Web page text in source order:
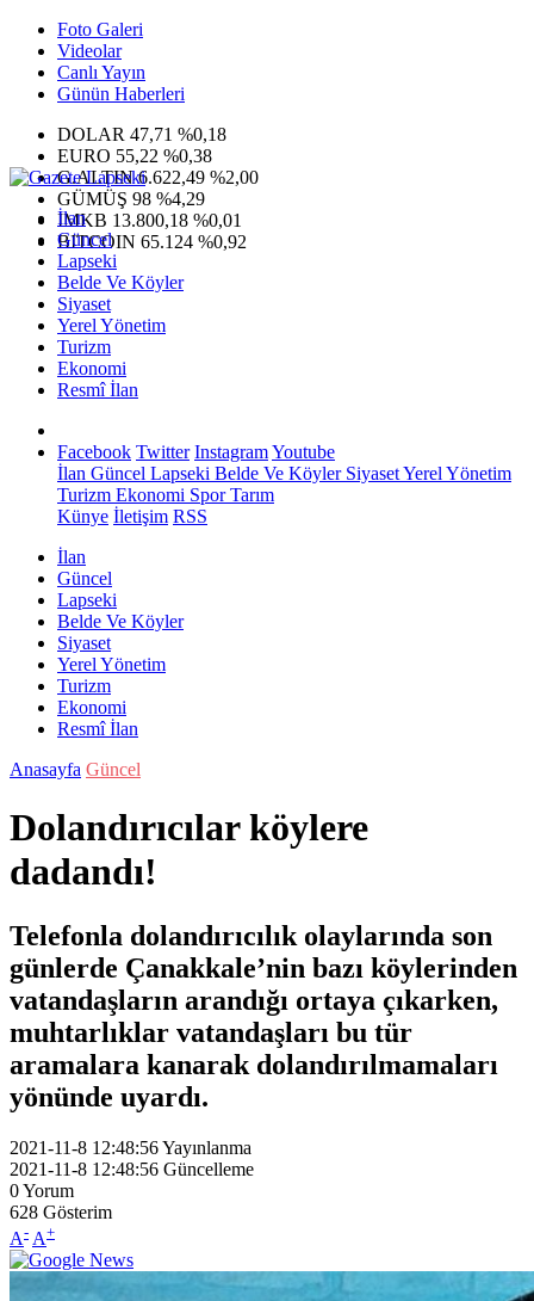
Foto Galeri
Videolar
Canlı Yayın
Günün Haberleri
DOLAR 47,71 %0,18
EURO 55,22 %0,38
G.ALTIN6.622,49 %2,00
GÜMÜŞ 98 %4,29
IMKB 13.800,18 %0,01
BITCOIN 65.124 %0,92
İlan
Güncel
Lapseki
Belde Ve Köyler
Siyaset
Yerel Yönetim
Turizm
Ekonomi
Resmî İlan
Facebook Twitter InstagramYoutube
İlan Güncel Lapseki Belde Ve KöylerSiyasetYerel Yönetim
Turizm Ekonomi SporTarım
Künye İletişim RSS
İlan
Güncel
Lapseki
Belde Ve Köyler
Siyaset
Yerel Yönetim
Turizm
Ekonomi
Resmî İlan
Anasayfa Güncel
Dolandırıcılar köylere
dadandı!
Telefonla dolandırıcılık olaylarında son
günlerde Çanakkale’nin bazı köylerinden
vatandaşların arandığı ortaya çıkarken,
muhtarlıklar vatandaşları bu tür
aramalara kanarak dolandırılmamaları
yönünde uyardı.
2021-11-8 12:48:56Yayınlanma
2021-11-8 12:48:56 Güncelleme
0Yorum
628 Gösterim
A- A+